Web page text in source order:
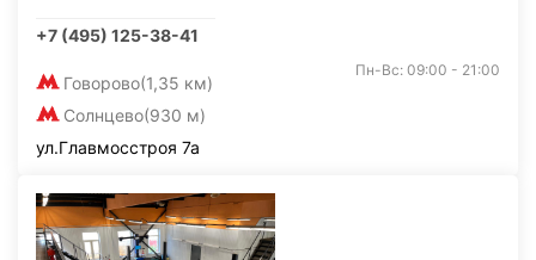
+7 (495) 125-38-41
Говорово(1,35 км)
Солнцево(930 м)
Пн-Вс: 09:00 - 21:00
ул.Главмосстроя 7а